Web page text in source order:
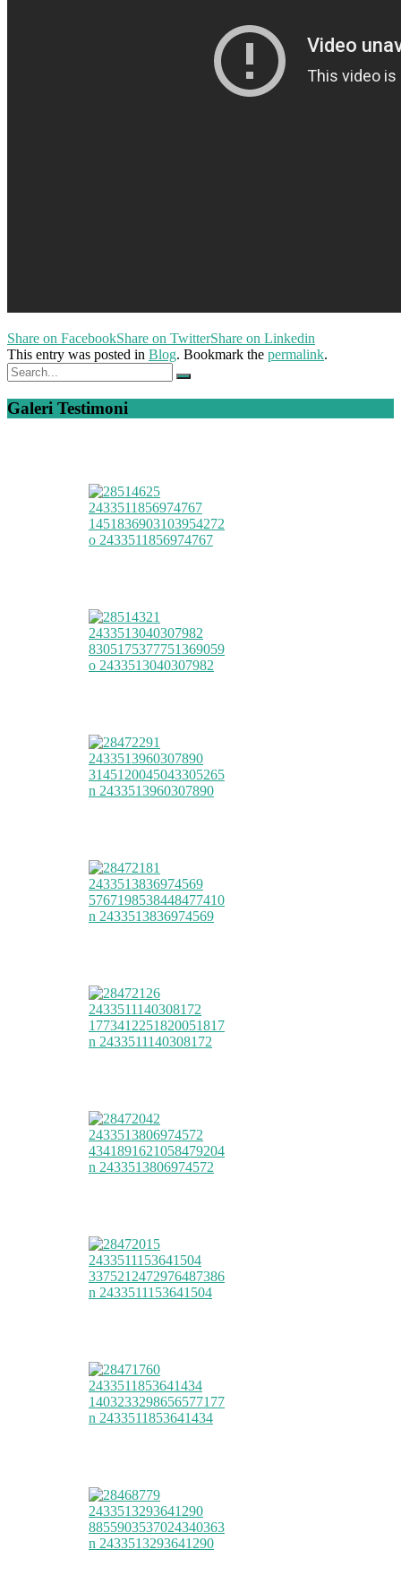
Share on FacebookShare on TwitterShare on Linkedin
This entry was posted in Blog. Bookmark the permalink.
Galeri Testimoni